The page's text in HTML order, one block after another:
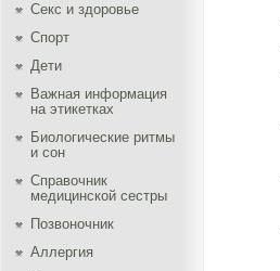
Секс и здоровье
Спорт
Дети
Важная информация
на этикетках
Биологические ритмы
и сон
Справочник
медицинской сестры
Позвоночник
Аллергия